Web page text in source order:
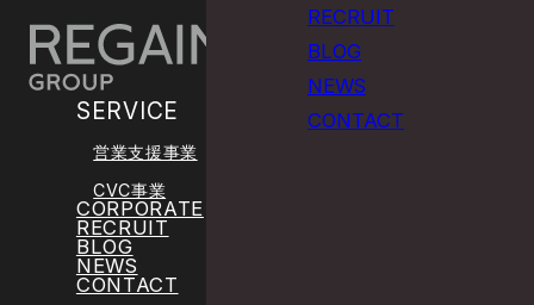
RECRUIT
BLOG
NEWS
CONTACT
SERVICE
営業支援事業
CVC事業
CORPORATE
RECRUIT
BLOG
NEWS
CONTACT